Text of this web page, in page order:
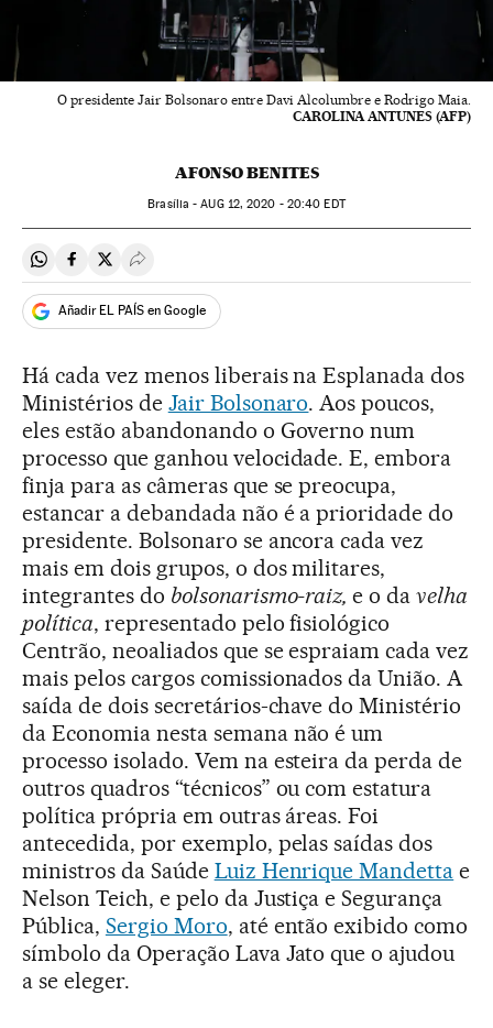
O presidente Jair Bolsonaro entre Davi Alcolumbre e Rodrigo Maia.
CAROLINA ANTUNES (AFP)
AFONSO BENITES
Brasília -AUG12, 2020 - 20:40 EDT
Compartir en Whatsapp
Compartir en Facebook
Compartir en Twitter
Desplegar Redes Sociales
Añadir EL PAÍS en Google
Há cada vez menos liberais na Esplanada dos
Ministérios de Jair Bolsonaro. Aos poucos,
eles estão abandonando o Governo num
processo que ganhou velocidade. E, embora
finja para as câmeras que se preocupa,
estancar a debandada não é a prioridade do
presidente. Bolsonaro se ancora cada vez
mais em dois grupos, o dos militares,
integrantes do bolsonarismo-raiz,e o davelha
política, representado pelo fisiológico
Centrão, neoaliados que se espraiam cada vez
mais pelos cargos comissionados da União. A
saída de dois secretários-chave do Ministério
da Economia nesta semana não é um
processo isolado. Vem na esteira da perda de
outros quadros “técnicos” ou com estatura
política própria em outras áreas. Foi
antecedida, por exemplo, pelas saídas dos
ministros da Saúde Luiz Henrique Mandetta e
Nelson Teich, e pelo da Justiça e Segurança
Pública, Sergio Moro, até então exibido como
símbolo da Operação Lava Jato que o ajudou
a se eleger.